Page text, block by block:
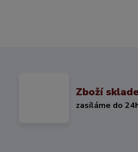
Zboží
zasíláme do